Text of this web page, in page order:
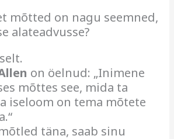
mõtted on nagu seemned,
alateadvusse?
on öelnud: „Inimene
mõttes see, mida ta
iseloom on tema mõtete
täna, saab sinu